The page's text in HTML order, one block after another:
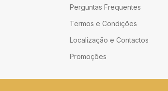
Perguntas Frequentes
Termos e Condições
Localização e Contactos
Promoções